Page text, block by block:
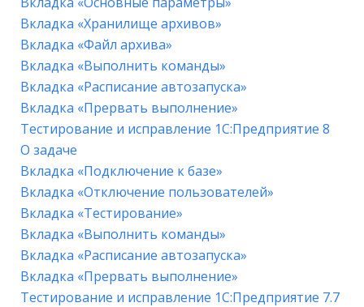
Вкладка «Хранилище архивов»
Вкладка «Файл архива»
Вкладка «Выполнить команды»
Вкладка «Расписание автозапуска»
Вкладка «Прервать выполнение»
Тестирование и исправление 1С:Предприятие 8
О задаче
Вкладка «Подключение к базе»
Вкладка «Отключение пользователей»
Вкладка «Тестирование»
Вкладка «Выполнить команды»
Вкладка «Расписание автозапуска»
Вкладка «Прервать выполнение»
Тестирование и исправление 1С:Предприятие 7.7